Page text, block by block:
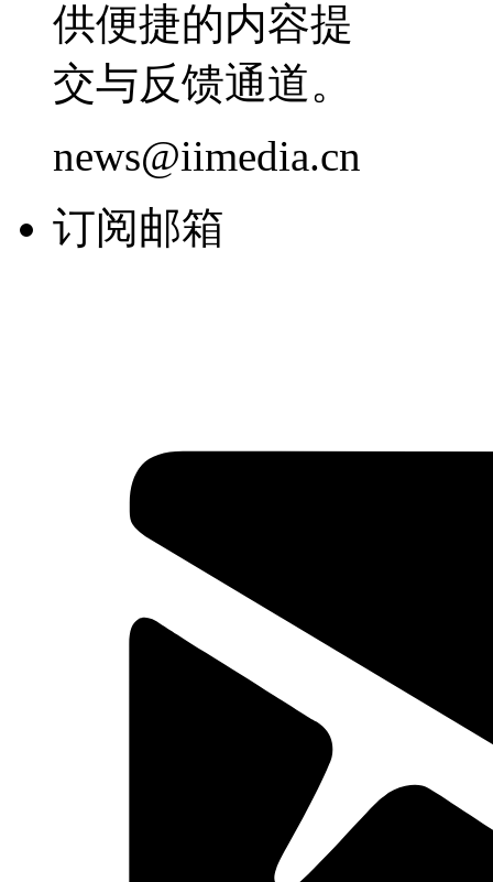
供便捷的内容提
交与反馈通道。
news@iimedia.cn
订阅邮箱